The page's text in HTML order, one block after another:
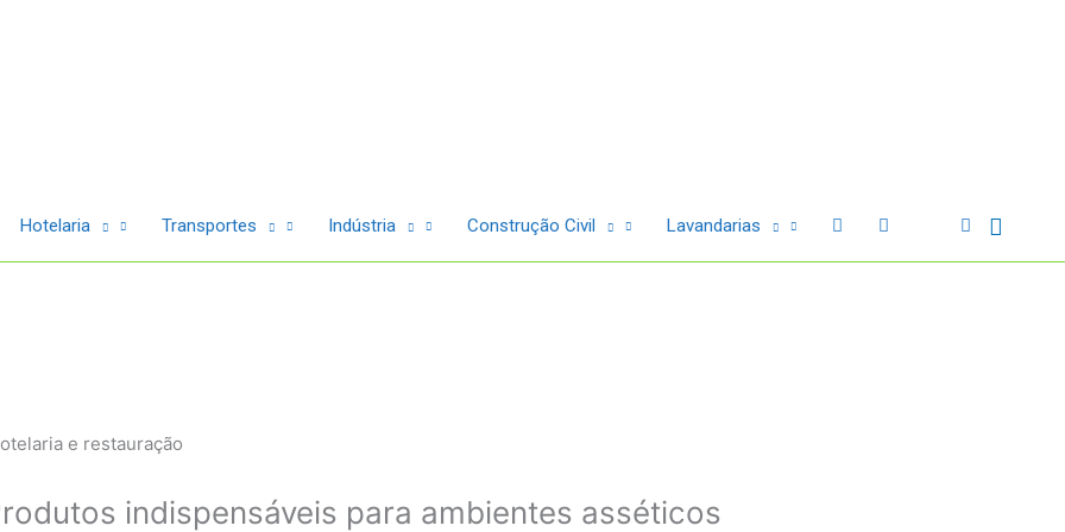
Hotelaria Transportes Indústria Construção Civil Lavandarias
indispensáveis para ambientes asséticos